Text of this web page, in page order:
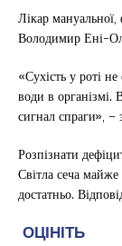
Лікар
Володимир Ені-
«Сухість у роті
води в
сигнал спраги», –
Розпізнати
Світла сеча
достатньо.